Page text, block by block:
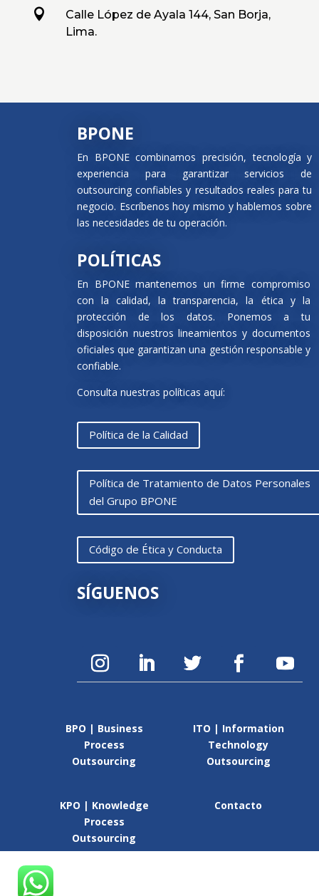

Calle López de Ayala 144, San Borja,
Lima.
BPONE
En BPONE combinamos precisión, tecnología y
experiencia para garantizar servicios de
outsourcing confiables y resultados reales para tu
negocio. Escríbenos hoy mismo y hablemos sobre
las necesidades de tu operación.
POLÍTICAS
En BPONE mantenemos un firme compromiso
con la calidad, la transparencia, la ética y la
protección de los datos. Ponemos a tu
disposición nuestros lineamientos y documentos
oficiales que garantizan una gestión responsable y
confiable.
Consulta nuestras políticas aquí:
Política de la Calidad
Política de Tratamiento de Datos Personales
del Grupo BPONE
Código de Ética y Conducta
SÍGUENOS
BPO | Business
Process
Outsourcing
ITO | Information
Technology
Outsourcing
KPO | Knowledge
Process
Outsourcing
Contacto